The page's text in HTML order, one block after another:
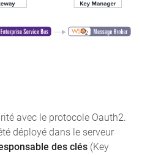
avec le protocole Oauth2.
déployé dans le serveur
des clés (Key